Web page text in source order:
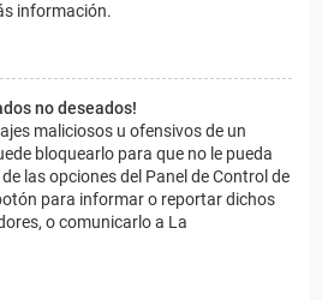
información.
no deseados!
maliciosos u ofensivos de un
bloquearlo para que no le pueda
las opciones del Panel de Control de
para informar o reportar dichos
o comunicarlo a La